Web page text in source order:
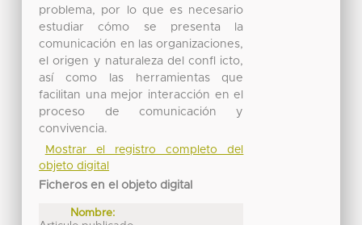
problema, por lo que es necesario
estudiar cómo se presenta la
comunicación en las organizaciones,
el origen y naturaleza del confl icto,
así como las herramientas que
facilitan una mejor interacción en el
proceso de comunicación y
convivencia.
Mostrar el registro completo del
objeto digital
Ficheros en el objeto digital
Nombre: